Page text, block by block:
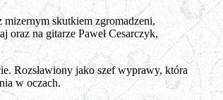
skutkiem zgromadzeni,
oraz na gitarze Paweł Cesarczyk,
Rozsławiony jako szef wyprawy, która
w oczach.